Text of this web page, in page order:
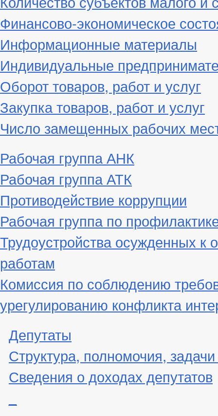
Финансово-экономическое
Информационные материалы
Индивидуальные
Оборот товаров, работ и услуг
Закупка товаров, работ и услуг
Число замещенных рабочих
Рабочая группа АНК
Рабочая группа АТК
Противодействие коррупции
Рабочая группа по
Трудоустройства осужденных
работам
Комиссия по соблюдению
урегулированию конфликта
Депутаты
Структура, полномочия,
Сведения о доходах депутатов